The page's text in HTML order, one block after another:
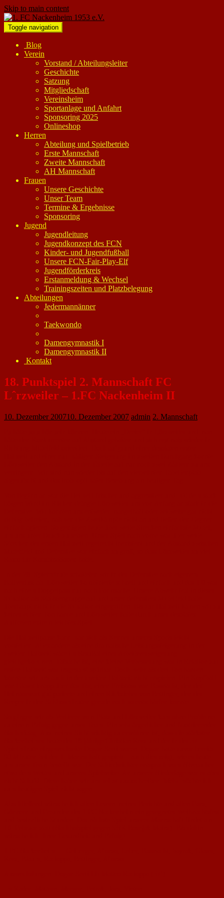
Skip to main content
Toggle navigation
Blog
Verein
Vorstand / Abteilungsleiter
Geschichte
Satzung
Mitgliedschaft
Vereinsheim
Sportanlage und Anfahrt
Sponsoring 2025
Onlineshop
Herren
Abteilung und Spielbetrieb
Erste Mannschaft
Zweite Mannschaft
AH Mannschaft
Frauen
Unsere Geschichte
Unser Team
Termine & Ergebnisse
Sponsoring
Jugend
Jugendleitung
Jugendkonzept des FCN
Kinder- und Jugendfußball
Unsere FCN-Fair-Play-Elf
Jugendförderkreis
Erstanmeldung & Wechsel
Trainingszeiten und Platzbelegung
Abteilungen
Jedermannänner
Taekwondo
Damengymnastik I
Damengymnastik II
Kontakt
18. Punktspiel 2. Mannschaft FC
Lˆrzweiler – 1.FC Nackenheim II
10. Dezember 200710. Dezember 2007 admin 2. Mannschaft